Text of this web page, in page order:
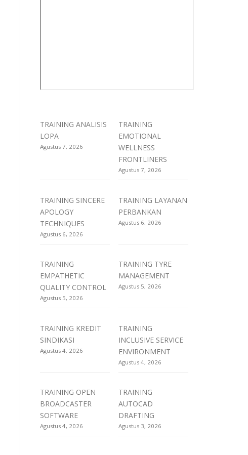
TRAINING ANALISIS
LOPA
Agustus 7, 2026
TRAINING
EMOTIONAL
WELLNESS
FRONTLINERS
Agustus 7, 2026
TRAINING SINCERE
APOLOGY
TECHNIQUES
Agustus 6, 2026
TRAINING LAYANAN
PERBANKAN
Agustus 6, 2026
TRAINING
EMPATHETIC
QUALITY CONTROL
Agustus 5, 2026
TRAINING TYRE
MANAGEMENT
Agustus 5, 2026
TRAINING KREDIT
SINDIKASI
Agustus 4, 2026
TRAINING
INCLUSIVE SERVICE
ENVIRONMENT
Agustus 4, 2026
TRAINING OPEN
BROADCASTER
SOFTWARE
Agustus 4, 2026
TRAINING
AUTOCAD
DRAFTING
Agustus 3, 2026